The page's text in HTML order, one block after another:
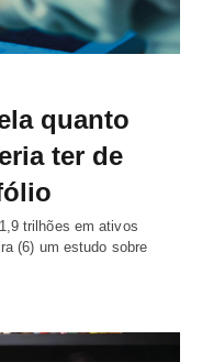
quanto
ter de
trilhões em ativos
(6) um estudo sobre